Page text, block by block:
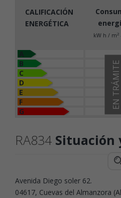
CALIFICACIÓN
ENERGÉTICA
kW h / m2
B
C
D
E
F
G
EN TRÁMITE
RA834 Situación
Avenida Diego soler 62.
04617, Cuevas del Almanzora